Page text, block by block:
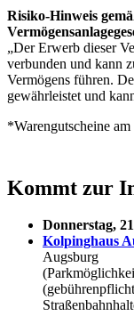
Risiko-Hinweis
„Der Erwerb dieser
verbunden und kann
Vermögens führen.
gewährleistet und
*Warengutscheine
Kommt zur
Donnerstag,
Kolpinghaus
Augsburg